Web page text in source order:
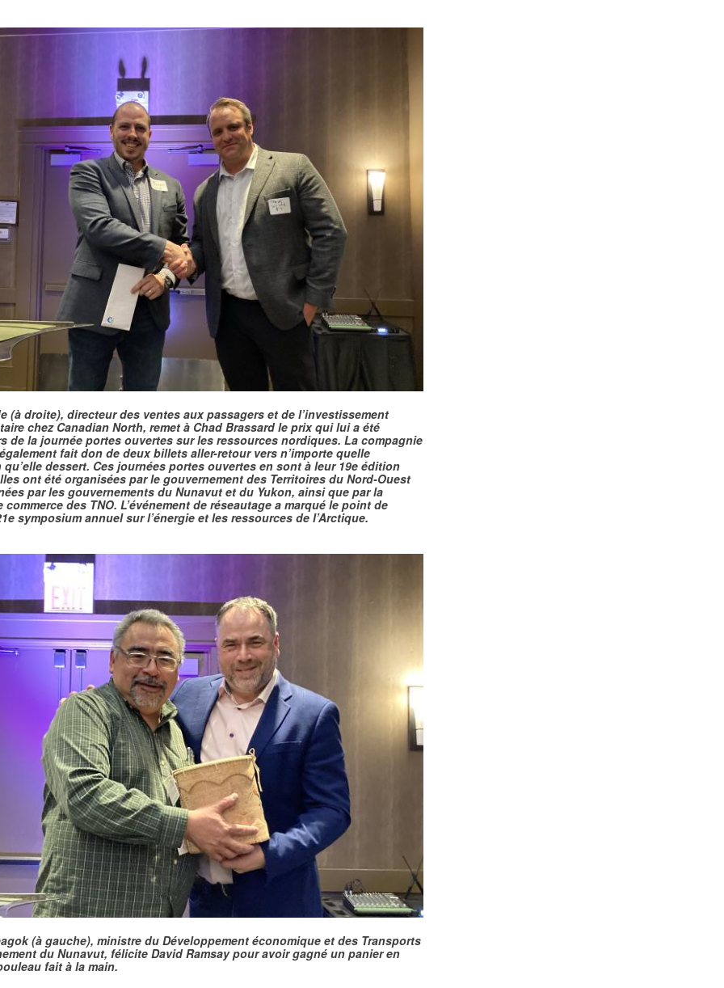
(à droite), directeur des ventes aux passagers et de l’investissement
chez Canadian North, remet à Chad Brassard le prix qui lui a été
de la journée portes ouvertes sur les ressources nordiques. La compagnie
fait don de deux billets aller-retour vers n’importe quelle
dessert. Ces journées portes ouvertes en sont à leur 19e édition
ont été organisées par le gouvernement des Territoires du Nord-Ouest
par les gouvernements du Nunavut et du Yukon, ainsi que par la
commerce des TNO. L’événement de réseautage a marqué le point de
symposium annuel sur l’énergie et les ressources de l’Arctique.
(à gauche), ministre du Développement économique et des Transports
du Nunavut, félicite David Ramsay pour avoir gagné un panier en
fait à la main.